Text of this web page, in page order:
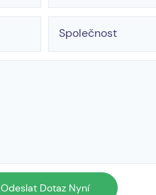
Společnost
Odeslat Dotaz Nyní